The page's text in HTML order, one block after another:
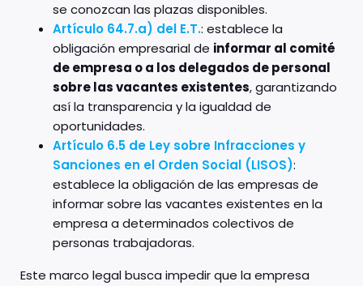
se conozcan las plazas disponibles.
Artículo 64.7.a) del E.T.: establece la
obligación empresarial de informar al comité
de empresa o a los delegados de personal
sobre las vacantes existentes, garantizando
así la transparencia y la igualdad de
oportunidades.
Artículo 6.5 de Ley sobre Infracciones y
Sanciones en el Orden Social (LISOS):
establece la obligación de las empresas de
informar sobre las vacantes existentes en la
empresa a determinados colectivos de
personas trabajadoras.
Este marco legal busca impedir que la empresa